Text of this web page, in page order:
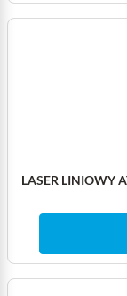
LASER LINIOWY